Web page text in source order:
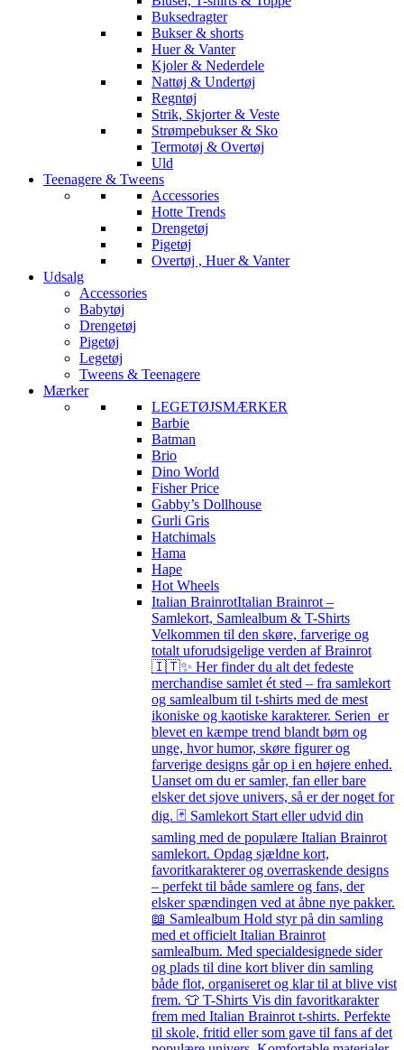
Buksedragter
Bukser & shorts
Huer & Vanter
Kjoler & Nederdele
Nattøj & Undertøj
Regntøj
Strik, Skjorter & Veste
Strømpebukser & Sko
Termotøj & Overtøj
Uld
Teenagere & Tweens
Accessories
Hotte Trends
Drengetøj
Pigetøj
Overtøj , Huer & Vanter
Udsalg
Accessories
Babytøj
Drengetøj
Pigetøj
Legetøj
Tweens & Teenagere
Mærker
LEGETØJSMÆRKER
Barbie
Batman
Brio
Dino World
Fisher Price
Gabby’s Dollhouse
Gurli Gris
Hatchimals
Hama
Hape
Hot Wheels
Italian BrainrotItalian Brainrot –
Samlekort, Samlealbum & T-Shirts
Velkommen til den skøre, farverige og
totalt uforudsigelige verden af Brainrot
🇮🇹✨ Her finder du alt det fedeste
merchandise samlet ét sted – fra samlekort
og samlealbum til t-shirts med de mest
ikoniske og kaotiske karakterer. Serien er
blevet en kæmpe trend blandt børn og
unge, hvor humor, skøre figurer og
farverige designs går op i en højere enhed.
Uanset om du er samler, fan eller bare
elsker det sjove univers, så er der noget for
dig. 🃏 Samlekort Start eller udvid din
samling med de populære Italian Brainrot
samlekort. Opdag sjældne kort,
favoritkarakterer og overraskende designs
– perfekt til både samlere og fans, der
elsker spændingen ved at åbne nye pakker.
📖 Samlealbum Hold styr på din samling
med et officielt Italian Brainrot
samlealbum. Med specialdesignede sider
og plads til dine kort bliver din samling
både flot, organiseret og klar til at blive vist
frem. 👕 T-Shirts Vis din favoritkarakter
frem med Italian Brainrot t-shirts. Perfekte
til skole, fritid eller som gave til fans af det